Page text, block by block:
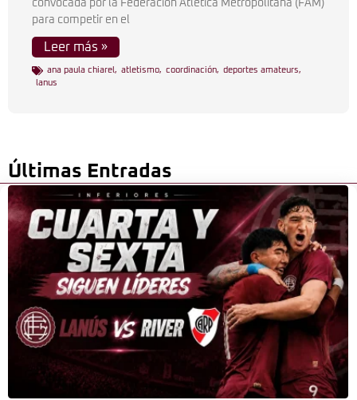
convocada por la Federación Atlética Metropolitana (FAM)
para competir en el
Leer más »
ana paula chiarel , atletismo, coordinación, deportes amateurs,
lanus
Últimas Entradas